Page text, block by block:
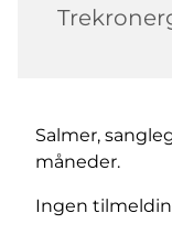
Salmer,
måneder.
Ingen